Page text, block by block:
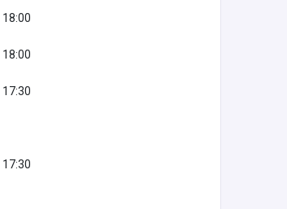
18:00
18:00
17:30
17:30